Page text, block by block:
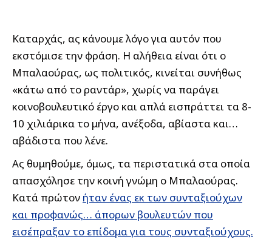
Καταρχάς, ας κάνουμε λόγο για αυτόν που
εκστόμισε την φράση. Η αλήθεια είναι ότι ο
Μπαλαούρας, ως πολιτικός, κινείται συνήθως
«κάτω από το ραντάρ», χωρίς να παράγει
κοινοβουλευτικό έργο και απλά εισπράττει τα 8-
10 χιλιάρικα το μήνα, ανέξοδα, αβίαστα και…
αβάδιστα που λένε.
Ας θυμηθούμε, όμως, τα περιστατικά στα οποία
απασχόλησε την κοινή γνώμη ο Μπαλαούρας.
Κατά πρώτον ήταν ένας εκ των συνταξιούχων
και προφανώς… άπορων βουλευτών που
εισέπραξαν το επίδομα για τους συνταξιούχους.